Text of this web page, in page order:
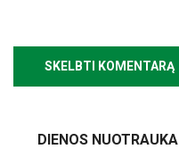
DIENOS NUOTRAUKA